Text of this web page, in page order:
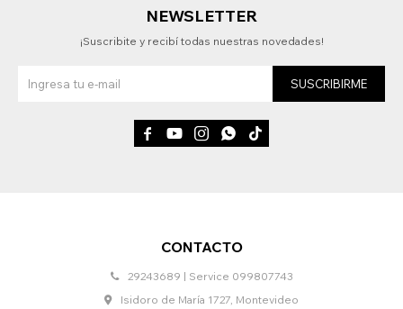
CONTACTO
29243689 | Service 099807743
Isidoro de María 1727, Montevideo
NEWSLETTER
¡Suscribite y recibí todas nuestras novedades!
SUSCRIBIRME
    